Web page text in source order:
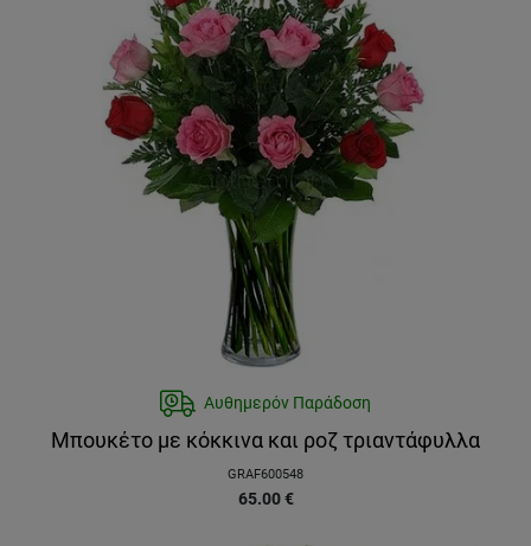
Αυθημερόν Παράδοση
Μπουκέτο με κόκκινα και ροζ τριαντάφυλλα
GRAF600548
65.00 €